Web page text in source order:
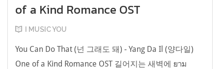
of a Kind Romance OST
I MUSIC YOU
You Can Do That (넌 그래도 돼) - Yang Da Il (양다일)
One of a Kind Romance OST 길어지는 새벽에 ยาม